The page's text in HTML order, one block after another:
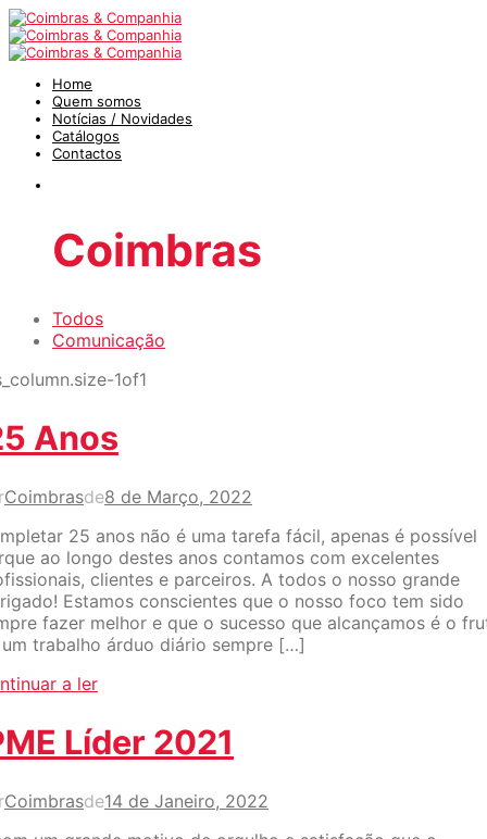
Home
Quem somos
Notícias / Novidades
Catálogos
Contactos
Coimbras
Todos
Comunicação
Anos
Coimbrasde8 de Março, 2022
25 anos não é uma tarefa fácil, apenas é possível
ao longo destes anos contamos com excelentes
clientes e parceiros. A todos o nosso grande
Estamos conscientes que o nosso foco tem sido
fazer melhor e que o sucesso que alcançamos é o
trabalho árduo diário sempre […]
a ler
Líder 2021
Coimbrasde14 de Janeiro, 2022